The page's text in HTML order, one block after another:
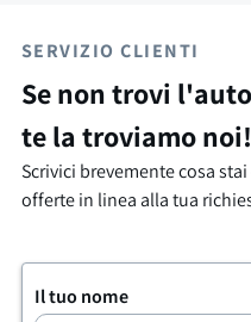
SERVIZIO CLIENTI
Se non trovi
te la troviamo noi!
Scrivici brevemente cosa
offerte in linea alla tua
Il tuo nome